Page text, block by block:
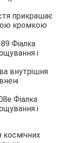
прикрашає
кромкою
внутрішня
космічних